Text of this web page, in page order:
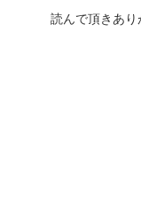
読んで頂きあり